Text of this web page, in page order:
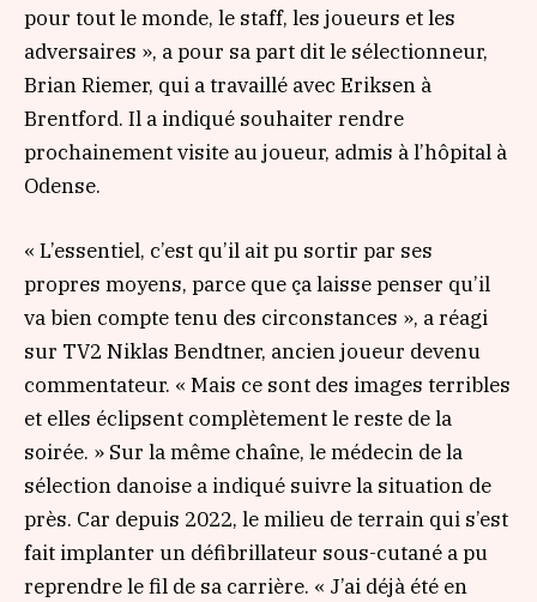
pour tout le monde, le staff, les joueurs et les
adversaires », a pour sa part dit le sélectionneur,
Brian Riemer, qui a travaillé avec Eriksen à
Brentford. Il a indiqué souhaiter rendre
prochainement visite au joueur, admis à l’hôpital à
Odense.
« L’essentiel, c’est qu’il ait pu sortir par ses
propres moyens, parce que ça laisse penser qu’il
va bien compte tenu des circonstances », a réagi
sur TV2 Niklas Bendtner, ancien joueur devenu
commentateur. « Mais ce sont des images terribles
et elles éclipsent complètement le reste de la
soirée. » Sur la même chaîne, le médecin de la
sélection danoise a indiqué suivre la situation de
près. Car depuis 2022, le milieu de terrain qui s’est
fait implanter un défibrillateur sous-cutané a pu
reprendre le fil de sa carrière. « J’ai déjà été en